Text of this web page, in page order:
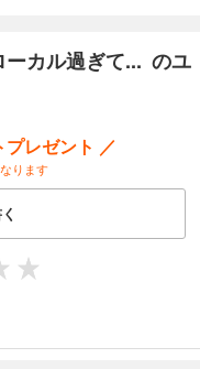
ーカル過ぎて... のユ
レゼント ／
ります